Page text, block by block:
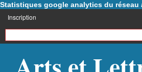
Statistiques google analytics du réseau
Inscription